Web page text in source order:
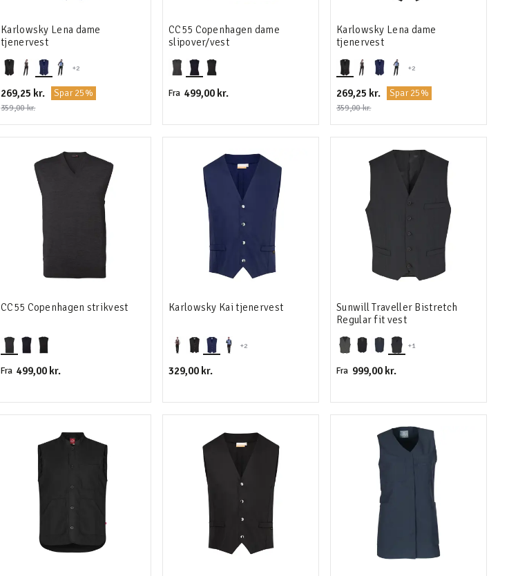
+2
Karlowsky Lena dame
tjenervest
269,25 kr. Spar 25%
359,00 kr.
CC55 Copenhagen dame
slipover/vest
Fra 499,00 kr.
+2
Karlowsky Lena dame
tjenervest
269,25 kr. Spar 25%
359,00 kr.
CC55 Copenhagen strikvest
Fra 499,00 kr.
+2
Karlowsky Kai tjenervest
329,00 kr.
+1
Sunwill Traveller Bistretch
Regular fit vest
Fra 999,00 kr.